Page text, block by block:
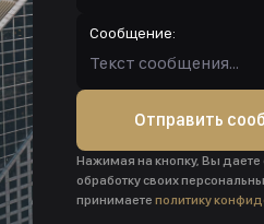
Сообщение:
Отправить
Нажимая на кнопку, Вы даете
обработку своих
принимаете политику